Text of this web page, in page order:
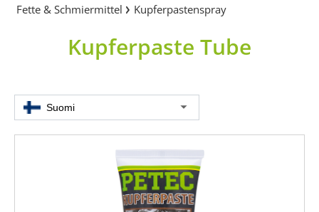
Fette & Schmiermittel
Kupferpastenspray
Kupferpaste Tube
Suomi